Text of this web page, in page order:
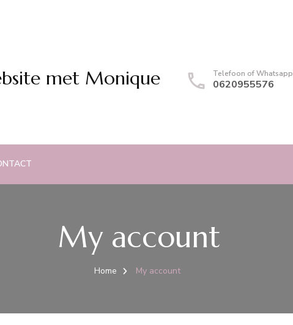
met Monique Telefoon of Whatsapp
0620955576
My account
Home My account